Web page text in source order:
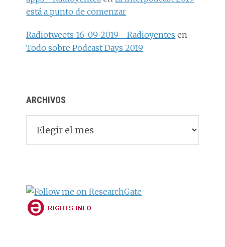
está a punto de comenzar
Radiotweets 16-09-2019 - Radioyentes en
Todo sobre Podcast Days 2019
ARCHIVOS